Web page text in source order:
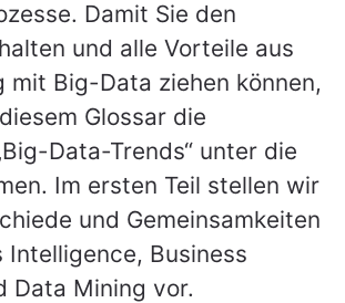
Damit Sie den
und alle Vorteile aus
mit Big-Data ziehen können,
Glossar die
Data-Trends“ unter die
Im ersten Teil stellen wir
und Gemeinsamkeiten
Intelligence, Business
Data Mining vor.